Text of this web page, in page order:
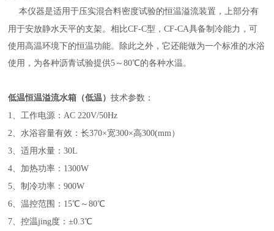
本仪器是适用于压实混合料密度试验的恒温溢流装置，上部分有
用于安放静水天平的支架。相比CF-C型，CF-CA具备制冷能力，可
使用高温环境下的恒温功能。除此之外，它还能做为一个标准的水浴
使用，为各种沥青试验提供5～80℃的各种水温。
低温恒温溢流水箱（低温）技术参数：
1、工作电源：AC 220V/50Hz
2、水浴容量有效：长370×宽300×高300(mm）
3、适用水量：30L
4、加热功率：1300W
5、制冷功率：900W
6、温控范围：15℃～80℃
7、控温jing度：±0.3℃